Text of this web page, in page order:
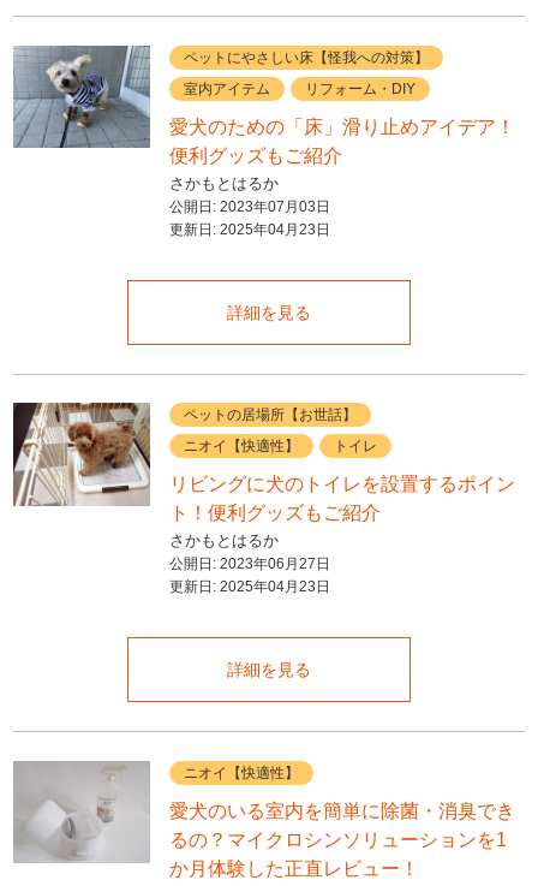
ペットにやさしい床【怪我への対策】
室内アイテム
リフォーム・DIY
愛犬のための「床」滑り止めアイデア！
便利グッズもご紹介
さかもとはるか
公開日: 2023年07月03日
更新日: 2025年04月23日
詳細を見る
ペットの居場所【お世話】
ニオイ【快適性】
トイレ
リビングに犬のトイレを設置するポイン
ト！便利グッズもご紹介
さかもとはるか
公開日: 2023年06月27日
更新日: 2025年04月23日
詳細を見る
ニオイ【快適性】
愛犬のいる室内を簡単に除菌・消臭でき
るの？マイクロシンソリューションを1
か月体験した正直レビュー！